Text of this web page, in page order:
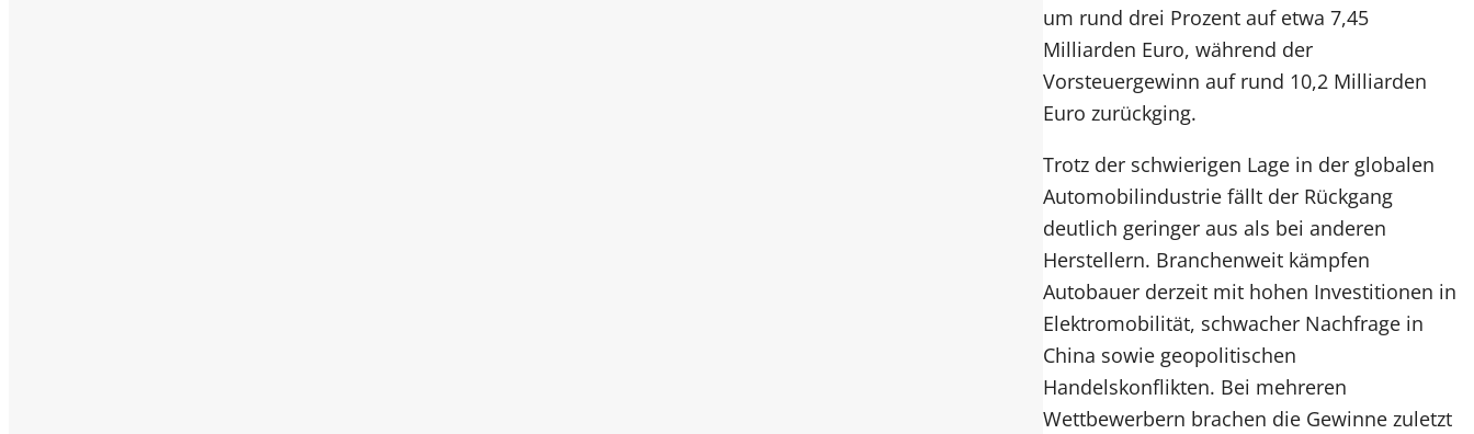
um rund drei Prozent auf etwa 7,45
Milliarden Euro, während der
Vorsteuergewinn auf rund 10,2 Milliarden
Euro zurückging.
Trotz der schwierigen Lage in der globalen
Automobilindustrie fällt der Rückgang
deutlich geringer aus als bei anderen
Herstellern. Branchenweit kämpfen
Autobauer derzeit mit hohen Investitionen in
Elektromobilität, schwacher Nachfrage in
China sowie geopolitischen
Handelskonflikten. Bei mehreren
Wettbewerbern brachen die Gewinne zuletzt